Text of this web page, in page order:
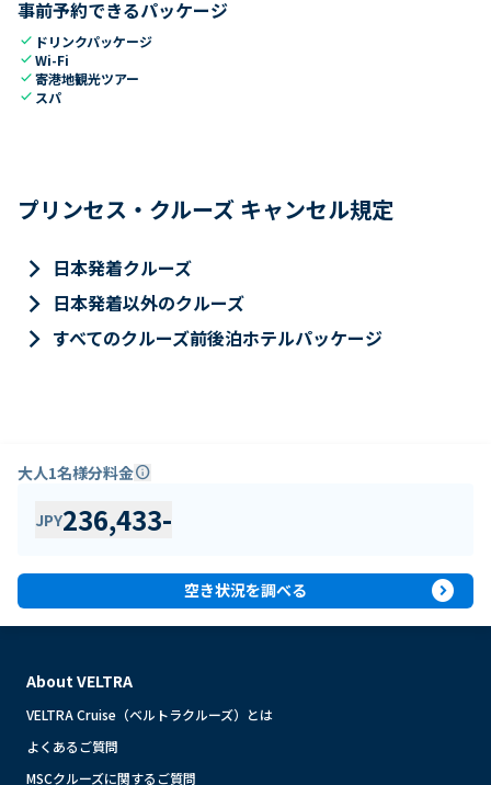
事前予約できるパッケージ
check ドリンクパッケージ
checkWi-Fi
check寄港地観光ツアー
check スパ
プリンセス・クルーズ キャンセル規定
keyboard_arrow_right 日本発着クルーズ
keyboard_arrow_right 日本発着以外のクルーズ
keyboard_arrow_right すべてのクルーズ前後泊ホテルパッケージ
大人1名様分料金info
JPY236,433-
空き状況を調べる expand_circle_right
About VELTRA
VELTRA Cruise（ベルトラクルーズ）とは
よくあるご質問
MSCクルーズに関するご質問